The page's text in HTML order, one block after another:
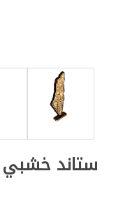
ستاند خشبي